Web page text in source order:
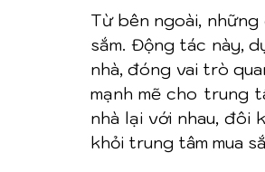
Từ bên ngoài,
sắm. Động tác này,
nhà, đóng vai trò
mạnh mẽ cho trung
nhà lại với nhau, đôi
khỏi trung tâm mua